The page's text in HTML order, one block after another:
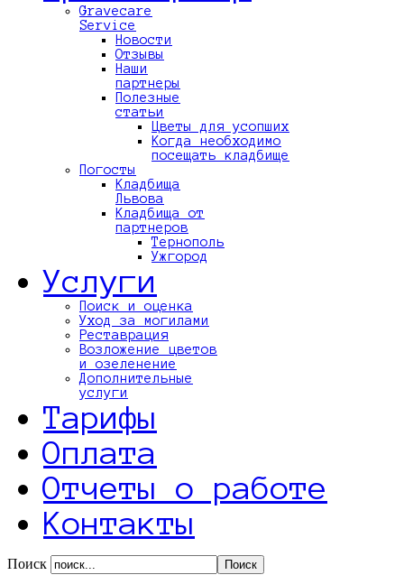
Gravecare
Service
Новости
Отзывы
Наши
партнеры
Полезные
статьи
Цветы для усопших
Когда необходимо
посещать кладбище
Погосты
Кладбища
Львова
Кладбища от
партнеров
Тернополь
Ужгород
Услуги
Поиск и оценка
Уход за могилами
Реставрация
Возложение цветов
и озеленение
Дополнительные
услуги
Тарифы
Оплата
Отчеты о работе
Контакты
Поиск